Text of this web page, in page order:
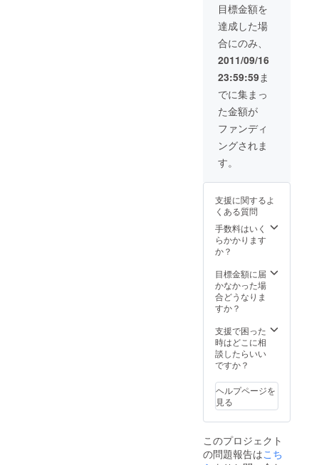
目標金額を
達成した場
合にのみ、
2011/09/16
23:59:59ま
でに集まっ
た金額が
ファンディ
ングされま
す。
支援に関するよ
くある質問
手数料はいく
らかかります
か？
目標金額に届
かなかった場
合どうなりま
すか？
支援で困った
時はどこに相
談したらいい
ですか？
ヘルプページを
見る
このプロジェクト
の問題報告はこち